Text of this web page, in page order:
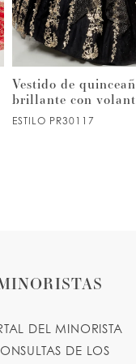
Vestido de
brillante con
ESTILO PR30117
DEL MINORISTA
DE LOS